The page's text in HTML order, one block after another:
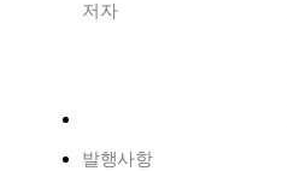
저자
발행사항